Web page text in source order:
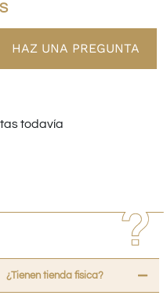
HAZ UNA PREGUNTA
todavía
¿Tienen tienda fisica?